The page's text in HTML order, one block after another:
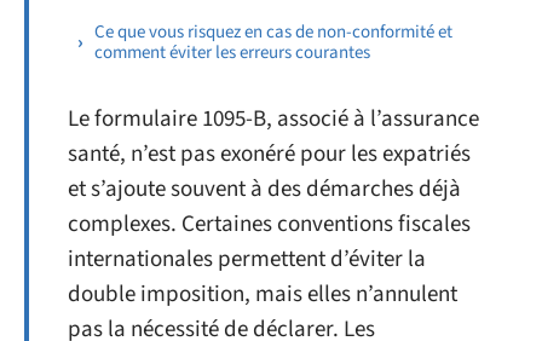
Ce que vous risquez en cas de non-conformité et
comment éviter les erreurs courantes
Le formulaire 1095-B, associé à l’assurance
santé, n’est pas exonéré pour les expatriés
et s’ajoute souvent à des démarches déjà
complexes. Certaines conventions fiscales
internationales permettent d’éviter la
double imposition, mais elles n’annulent
pas la nécessité de déclarer. Les